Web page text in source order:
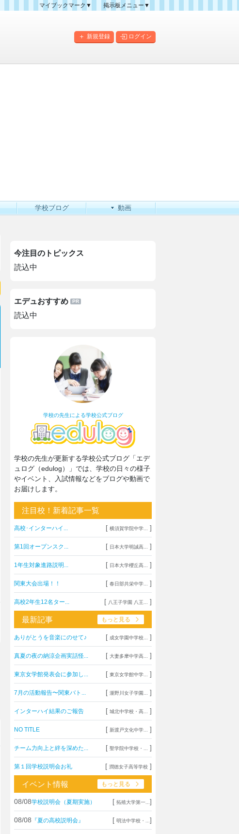
マイブックマーク▼
掲示板メニュー▼
掲示板マップ
新規登録 ログイン
学校ブログ 動画
今注目のトピックス
読込中
エデュおすすめ
読込中
学校の先生による学校公式ブログ
学校の先生が更新する学校公式ブログ「エデ
ュログ（edulog）」では、学校の日々の様子
やイベント、入試情報などをブログや動画で
お届けします。
注目校！新着記事一覧
高校･インターハイ... [ 横須賀学院中学... ]
第1回オープンスク... [ 日本大学明誠高... ]
1年生対象進路説明... [ 日本大学櫻丘高... ]
関東大会出場！！ [ 春日部共栄中学... ]
高校2年生12名ター... [ 八王子学園 八王... ]
最新記事 もっと見る
ありがとうを音楽にのせて♪ [ 成女学園中学校... ]
真夏の夜の納涼企画実話怪... [ 大妻多摩中学高... ]
東京女学館発表会に参加し... [ 東京女学館中学... ]
7月の活動報告〜関東バト... [ 瀧野川女子学園... ]
インターハイ結果のご報告 [ 城北中学校・高... ]
NO TITLE [ 新渡戸文化中学... ]
チーム力向上と絆を深めた... [ 聖学院中学校・... ]
第１回学校説明会お礼 [ 潤徳女子高等学校 ]
イベント情報 もっと見る
08/08学校説明会（夏期実施） [ 拓殖大学第一... ]
08/08 『夏の高校説明会』 [ 明法中学校・... ]